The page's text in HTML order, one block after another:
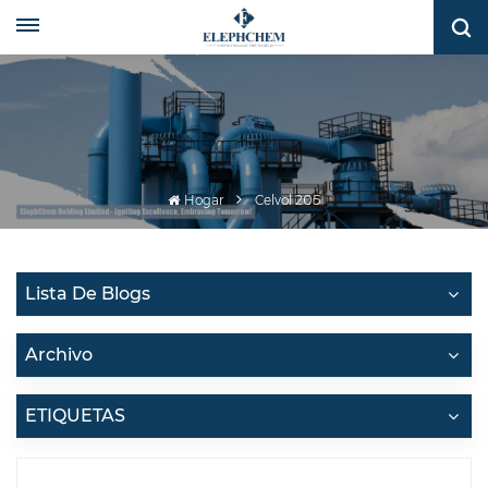
Hogar Celvol 205
Lista De Blogs
Archivo
ETIQUETAS